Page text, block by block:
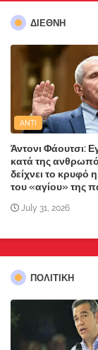
ΔΙΕΘΝΗ
ANTI
Άντονι Φάουτσι:
κατά της
δείχνει το κρυφό
του «αγίου» της
July 31, 2026
ΠΟΛΙΤΙΚΗ